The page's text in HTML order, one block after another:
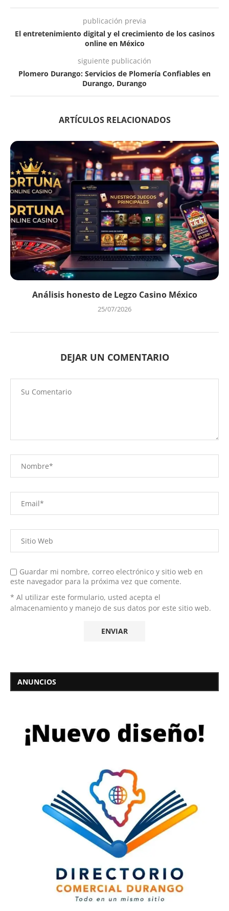
publicación previa
El entretenimiento digital y el crecimiento de los casinos
online en México
siguiente publicación
Plomero Durango: Servicios de Plomería Confiables en
Durango, Durango
ARTÍCULOS RELACIONADOS
Análisis honesto de Legzo Casino México
25/07/2026
DEJAR UN COMENTARIO
Guardar mi nombre, correo electrónico y sitio web en
este navegador para la próxima vez que comente.
* Al utilizar este formulario, usted acepta el
almacenamiento y manejo de sus datos por este sitio web.
ANUNCIOS